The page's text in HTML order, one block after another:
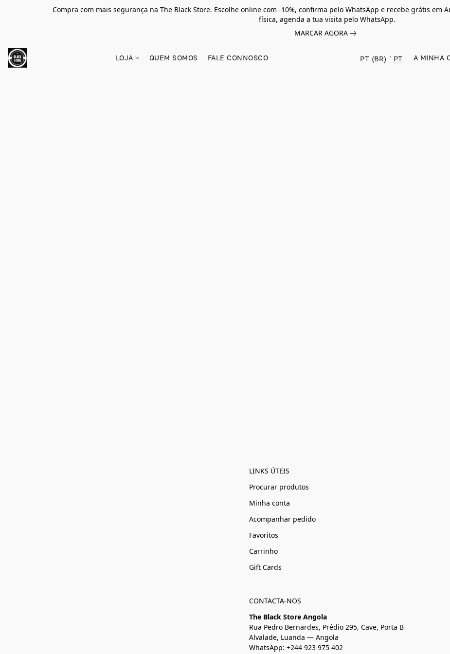
Compra com mais segurança na The Black Store. Escolhe online com -10%, confirma pelo WhatsApp e recebe grátis em
física, agenda a tua visita pelo WhatsApp.
MARCAR AGORA
LOJA QUEM SOMOS FALE CONNOSCO PT (BR) PT A MINHA
LINKS ÚTEIS
Procurar produtos
Minha conta
Acompanhar pedido
Favoritos
Carrinho
Gift Cards
CONTACTA-NOS
The Black Store Angola
Rua Pedro Bernardes, Prédio 295, Cave, Porta B
Alvalade, Luanda — Angola
WhatsApp: +244 923 975 402